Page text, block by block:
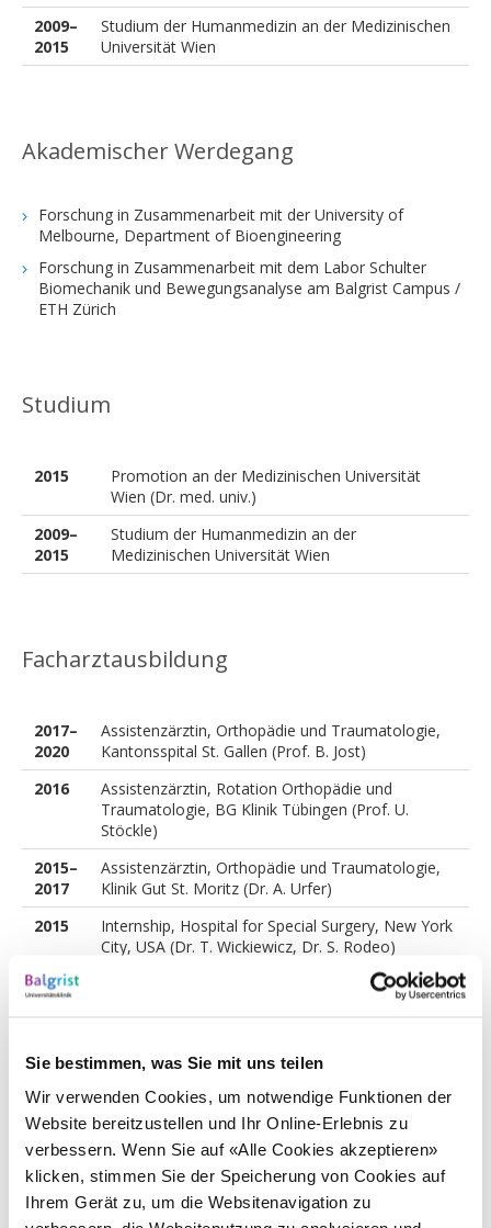
Sie bestimmen, was Sie mit uns teilen
Wir verwenden Cookies, um notwendige Funktionen der
Website bereitzustellen und Ihr Online-Erlebnis zu
verbessern. Wenn Sie auf «Alle Cookies akzeptieren»
klicken, stimmen Sie der Speicherung von Cookies auf
Ihrem Gerät zu, um die Websitenavigation zu
2009–
2015
Studium der Humanmedizin an der Medizinischen
Universität Wien
Akademischer Werdegang
Forschung in Zusammenarbeit mit der University of
Melbourne, Department of Bioengineering
Forschung in Zusammenarbeit mit dem Labor Schulter
Biomechanik und Bewegungsanalyse am Balgrist Campus /
ETH Zürich
Studium
2015
Promotion an der Medizinischen Universität
Wien (Dr. med. univ.)
2009–
2015
Studium der Humanmedizin an der
Medizinischen Universität Wien
Facharztausbildung
2017–
2020
Assistenzärztin, Orthopädie und Traumatologie,
Kantonsspital St. Gallen (Prof. B. Jost)
2016
Assistenzärztin, Rotation Orthopädie und
Traumatologie, BG Klinik Tübingen (Prof. U.
Stöckle)
2015–
2017
Assistenzärztin, Orthopädie und Traumatologie,
Klinik Gut St. Moritz (Dr. A. Urfer)
2015
Internship, Hospital for Special Surgery, New York
City, USA (Dr. T. Wickiewicz, Dr. S. Rodeo)
Wichtigste Sportmedizinische Funktionen
2018
Chief Medical Officer, Audi FIS Ski Cross World Cup
Arosa